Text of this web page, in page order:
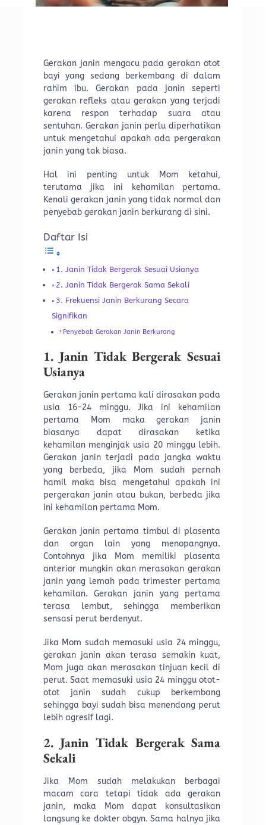
Gerakan janin mengacu pada gerakan otot
bayi yang sedang berkembang di dalam
rahim ibu. Gerakan pada janin seperti
gerakan refleks atau gerakan yang terjadi
karena respon terhadap suara atau
sentuhan. Gerakan janin perlu diperhatikan
untuk mengetahui apakah ada pergerakan
janin yang tak biasa.
Hal ini penting untuk Mom ketahui,
terutama jika ini kehamilan pertama.
Kenali gerakan janin yang tidak normal dan
penyebab gerakan janin berkurang di sini.
Daftar Isi
1. Janin Tidak Bergerak Sesuai Usianya
2. Janin Tidak Bergerak Sama Sekali
3. Frekuensi Janin Berkurang Secara
Signifikan
Penyebab Gerakan Janin Berkurang
1. Janin Tidak Bergerak Sesuai
Usianya
Gerakan janin pertama kali dirasakan pada
usia 16-24 minggu. Jika ini kehamilan
pertama Mom maka gerakan janin
biasanya dapat dirasakan ketika
kehamilan menginjak usia 20 minggu lebih.
Gerakan janin terjadi pada jangka waktu
yang berbeda, jika Mom sudah pernah
hamil maka bisa mengetahui apakah ini
pergerakan janin atau bukan, berbeda jika
ini kehamilan pertama Mom.
Gerakan janin pertama timbul di plasenta
dan organ lain yang menopangnya.
Contohnya jika Mom memiliki plasenta
anterior mungkin akan merasakan gerakan
janin yang lemah pada trimester pertama
kehamilan. Gerakan janin yang pertama
terasa lembut, sehingga memberikan
sensasi perut berdenyut.
Jika Mom sudah memasuki usia 24 minggu,
gerakan janin akan terasa semakin kuat,
Mom juga akan merasakan tinjuan kecil di
perut. Saat memasuki usia 24 minggu otot-
otot janin sudah cukup berkembang
sehingga bayi sudah bisa menendang perut
lebih agresif lagi.
2. Janin Tidak Bergerak Sama
Sekali
Jika Mom sudah melakukan berbagai
macam cara tetapi tidak ada gerakan
janin, maka Mom dapat konsultasikan
langsung ke dokter obgyn. Sama halnya jika